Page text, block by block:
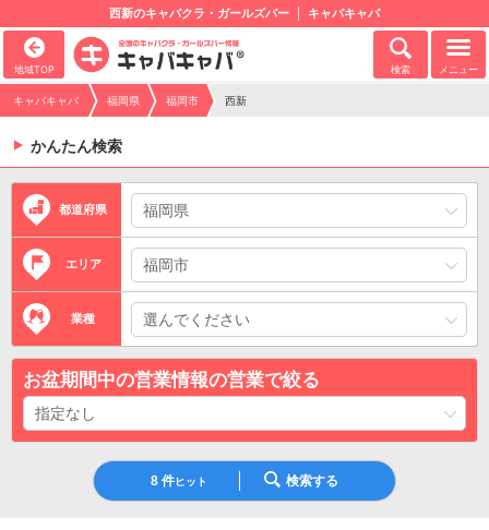
西新のキャバクラ・ガールズバー キャバキャバ
地域TOP 検索 メニュー
キャバキャバ 福岡県 福岡市 西新
かんたん検索
都道府県
エリア
業種
お盆期間中の営業情報の営業で絞る
8 件ヒット 検索する